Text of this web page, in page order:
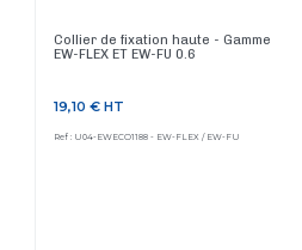
Collier de fixation haute - Gamme
EW-FLEX ET EW-FU 0.6
Prix
19,10 € HT
Ref : U04-EWECO1188 - EW-FLEX / EW-FU